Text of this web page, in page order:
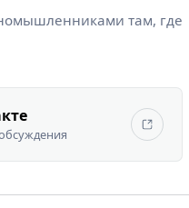
там, где